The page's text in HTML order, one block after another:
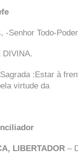
-Senhor Todo-
DIVINA.
:Estar à
virtude da
LIBERTADOR –